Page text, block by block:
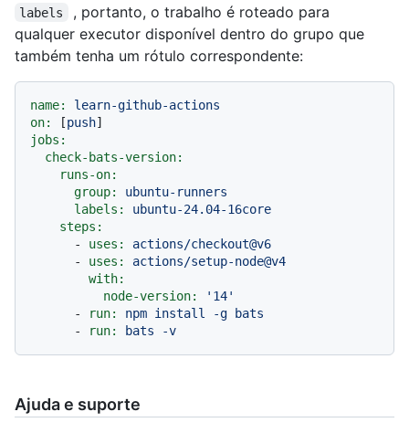
labels
, portanto, o trabalho é roteado para
qualquer executor disponível dentro do grupo que
também tenha um rótulo correspondente:
name:
learn-github-actions
on:
[push
jobs:
check-bats-version:
runs-on:
group:
ubuntu-runners
labels:
ubuntu-24.04-16core
steps:
-
uses:
actions/checkout@v6
-
uses:
actions/setup-node@v4
with:
node-version:
'14'
-
run: npm install -g
bats
-
run: bats -v
Ajuda e suporte